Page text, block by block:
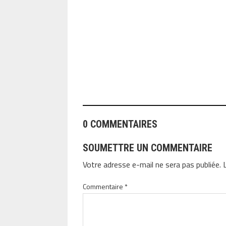
0 COMMENTAIRES
SOUMETTRE UN COMMENTAIRE
Votre adresse e-mail ne sera pas publiée.
Commentaire *